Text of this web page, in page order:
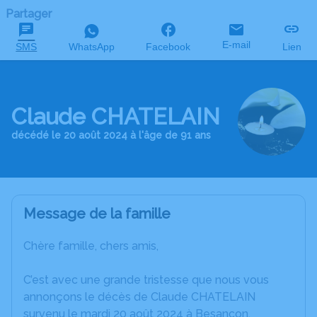
Partager
SMS WhatsApp Facebook E-mail Lien
Claude CHATELAIN
décédé le 20 août 2024 à l'âge de 91 ans
Message de la famille
Chère famille, chers amis,
C’est avec une grande tristesse que nous vous
annonçons le décès de Claude CHATELAIN
survenu le mardi 20 août 2024 à Besancon.